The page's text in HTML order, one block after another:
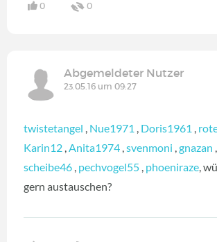
0 0
Abgemeldeter Nutzer
23.05.16 um 09:27
twistetangel , Nue1971 , Doris1961 ,
Karin12 ,Anita1974 ,svenmoni ,gnazan ,
scheibe46 , pechvogel55 , phoeniraze,
gern austauschen?